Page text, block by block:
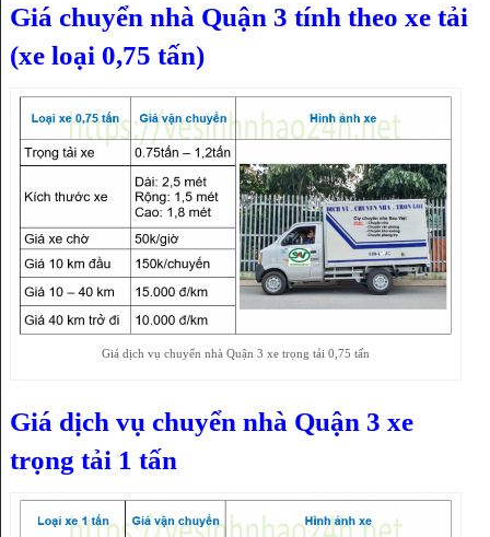
Giá chuyển nhà Quận 3 tính theo xe tải
(xe loại 0,75 tấn)
Giá dịch vụ chuyển nhà Quận 3 xe trọng tải 0,75 tấn
Giá dịch vụ chuyển nhà Quận 3 xe
trọng tải 1 tấn